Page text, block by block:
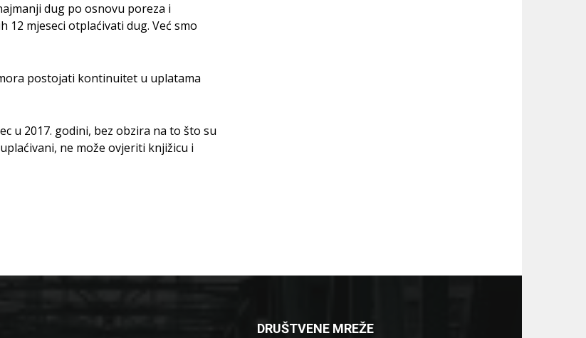
dug po osnovu poreza i
mjeseci otplaćivati dug. Već smo
postojati kontinuitet u uplatama
u 2017. godini, bez obzira na to što su
ne može ovjeriti knjižicu i
DRUŠTVENE MREŽE